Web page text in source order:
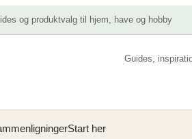
og produktvalg til hjem, have og hobby
Guides,
Start her